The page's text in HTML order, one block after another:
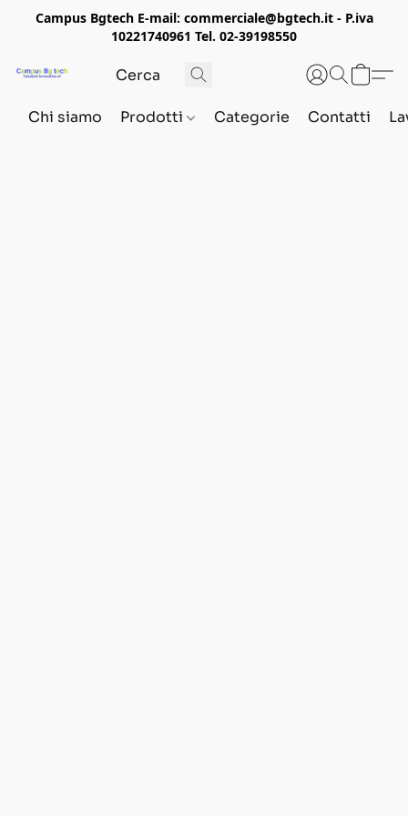
Campus Bgtech E-mail: commerciale@bgtech.it - P.iva
10221740961 Tel. 02-39198550
Chi siamo Prodotti Categorie Contatti